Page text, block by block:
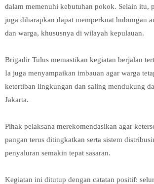
dalam memenuhi kebutuhan pokok. Selain itu,
juga diharapkan dapat memperkuat hubungan
dan warga, khususnya di wilayah kepulauan.
Brigadir Tulus memastikan kegiatan berjalan
Ia juga menyampaikan imbauan agar warga
ketertiban lingkungan dan saling mendukung
Jakarta.
Pihak pelaksana merekomendasikan agar
pangan terus ditingkatkan serta sistem
penyaluran semakin tepat sasaran.
Kegiatan ini ditutup dengan catatan positif: